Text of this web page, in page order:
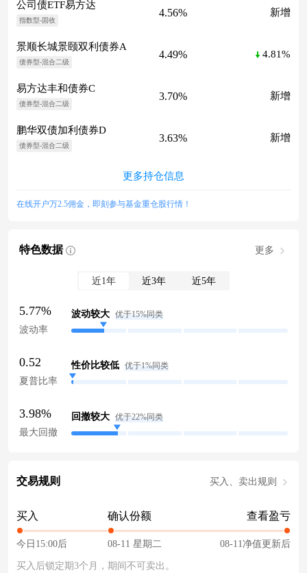
公司债ETF易方达
指数型-固收
4.56% 新增
景顺长城景颐双利债券A
债券型-混合二级
4.49% 4.81%
易方达丰和债券C
债券型-混合二级
3.70% 新增
鹏华双债加利债券D
债券型-混合二级
3.63% 新增
更多持仓信息
在线开户万2.5佣金，即刻参与基金重仓股行情！
特色数据 更多
近1年 近3年 近5年
5.77%
波动率
波动较大 优于15%同类
0.52
夏普比率
性价比较低 优于1%同类
3.98%
最大回撤
回撤较大 优于22%同类
交易规则 买入、卖出规则
买入
今日15:00后
确认份额
08-11 星期二
查看盈亏
08-11净值更新后
买入后锁定期3个月，期间不可卖出。